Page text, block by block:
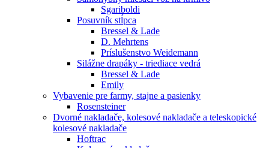
Sgariboldi
Posuvník stĺpca
Bressel & Lade
D. Mehrtens
Príslušenstvo Weidemann
Silážne drapáky - triediace vedrá
Bressel & Lade
Emily
Vybavenie pre farmy, stajne a pasienky
Rosensteiner
Dvorné nakladače, kolesové nakladače a teleskopické
kolesové nakladače
Hoftrac